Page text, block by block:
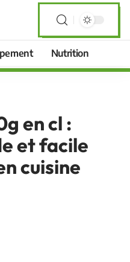
Nutrition
en cl :
et facile
cuisine